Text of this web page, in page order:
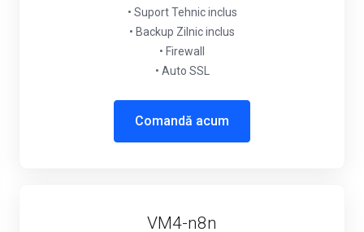
• Suport Tehnic inclus
• Backup Zilnic inclus
• Firewall
• Auto SSL
Comandă acum
VM4-n8n